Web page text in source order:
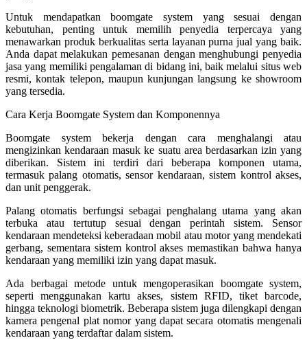
Untuk mendapatkan boomgate system yang sesuai dengan
kebutuhan, penting untuk memilih penyedia terpercaya yang
menawarkan produk berkualitas serta layanan purna jual yang baik.
Anda dapat melakukan pemesanan dengan menghubungi penyedia
jasa yang memiliki pengalaman di bidang ini, baik melalui situs web
resmi, kontak telepon, maupun kunjungan langsung ke showroom
yang tersedia.
Cara Kerja Boomgate System dan Komponennya
Boomgate system bekerja dengan cara menghalangi atau
mengizinkan kendaraan masuk ke suatu area berdasarkan izin yang
diberikan. Sistem ini terdiri dari beberapa komponen utama,
termasuk palang otomatis, sensor kendaraan, sistem kontrol akses,
dan unit penggerak.
Palang otomatis berfungsi sebagai penghalang utama yang akan
terbuka atau tertutup sesuai dengan perintah sistem. Sensor
kendaraan mendeteksi keberadaan mobil atau motor yang mendekati
gerbang, sementara sistem kontrol akses memastikan bahwa hanya
kendaraan yang memiliki izin yang dapat masuk.
Ada berbagai metode untuk mengoperasikan boomgate system,
seperti menggunakan kartu akses, sistem RFID, tiket barcode,
hingga teknologi biometrik. Beberapa sistem juga dilengkapi dengan
kamera pengenal plat nomor yang dapat secara otomatis mengenali
kendaraan yang terdaftar dalam sistem.